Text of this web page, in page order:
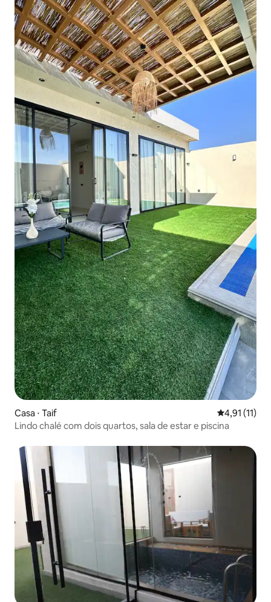
Casa ⋅ Taif 4,91 de uma
4,91 (11)
Lindo chalé com dois quartos, sala de estar e piscina